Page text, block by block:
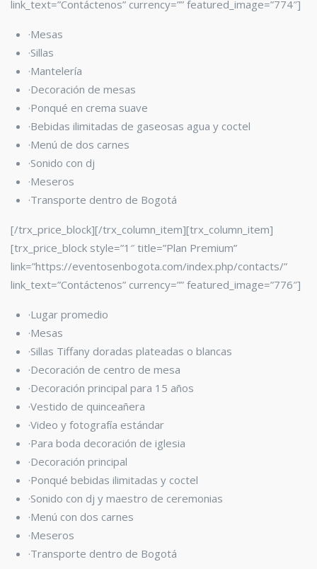
link_text=”Contáctenos” currency=”” featured_image=”774″]
·Mesas
·Sillas
·Mantelería
·Decoración de mesas
·Ponqué en crema suave
·Bebidas ilimitadas de gaseosas agua y coctel
·Menú de dos carnes
·Sonido con dj
·Meseros
·Transporte dentro de Bogotá
[/trx_price_block][/trx_column_item][trx_column_item]
[trx_price_block style=”1″ title=”Plan Premium”
link=”https://eventosenbogota.com/index.php/contacts/”
link_text=”Contáctenos” currency=”” featured_image=”776″]
·Lugar promedio
·Mesas
·Sillas Tiffany doradas plateadas o blancas
·Decoración de centro de mesa
·Decoración principal para 15 años
·Vestido de quinceañera
·Video y fotografía estándar
·Para boda decoración de iglesia
·Decoración principal
·Ponqué bebidas ilimitadas y coctel
·Sonido con dj y maestro de ceremonias
·Menú con dos carnes
·Meseros
·Transporte dentro de Bogotá